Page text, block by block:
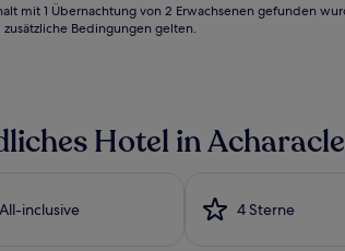
mit 1 Übernachtung von 2 Erwachsenen gefunden
zusätzliche Bedingungen gelten.
Hotel in Acharacle
All-inclusive 4 Sterne